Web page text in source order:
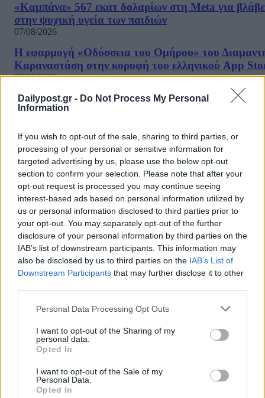
Dailypost.gr - Do Not Process My Personal
Information
If you wish to opt-out of the sale, sharing to third parties, or
processing of your personal or sensitive information for
targeted advertising by us, please use the below opt-out
section to confirm your selection. Please note that after your
opt-out request is processed you may continue seeing
interest-based ads based on personal information utilized by
us or personal information disclosed to third parties prior to
your opt-out. You may separately opt-out of the further
disclosure of your personal information by third parties on the
IAB’s list of downstream participants. This information may
also be disclosed by us to third parties on the IAB’s List of
Downstream Participants that may further disclose it to other
Personal Data Processing Opt Outs
I want to opt-out of the Sharing of my
personal data.
Opted In
I want to opt-out of the Sale of my
Personal Data.
Opted In
«Καμπάνα» 567 εκατ δολαρίων στη Meta για
στην ψυχική υγεία των παιδιών
07/08/2026
Η εφαρμογή «Οδύσσεια του Ομήρου» του
Καραναστάση στην κορυφή του ελληνικού App
07/08/2026
Τσίπρας: Στις 2 Σεπτεμβρίου στη Θεσσαλονίκη θα
παρουσιάσει το οικονομικό πρόγραμμα της ΕΛΑΣ
«Ο αόρατος ηγέτης»: Νέα σενάρια για την
του Μοτζτάμπα Χαμενεΐ – Η συνάντηση με
07/08/2026
ΔΗΜΟΦΙΛΗ
«Καμπάνα» 567 εκατ δολαρίων στη Meta για
στην ψυχική υγεία των παιδιών
07/08/2026
WSJ: Ο Πούτιν ενδέχεται να δοκιμάσει
επίθεση σε χώρα του ΝΑΤΟ
07/08/2026
Η εφαρμογή «Οδύσσεια του Ομήρου» του
Καραναστάση στην κορυφή του ελληνικού App
Ολική έκλειψη ηλίου: Πώς η Ευρώπη απειλείται με
blackout